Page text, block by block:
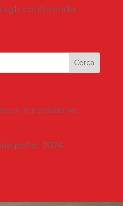
conferendo...
innovazione,
pellet 2024